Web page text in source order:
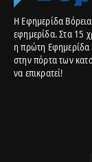
Η Εφημερίδα
εφημερίδα. Στα 15
η πρώτη Εφημερίδα
στην πόρτα των
να επικρατεί!